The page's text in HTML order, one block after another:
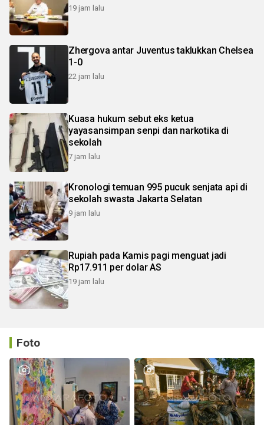
19 jam lalu
Zhergova antar Juventus taklukkan Chelsea
1-0
22 jam lalu
Kuasa hukum sebut eks ketua
yayasansimpan senpi dan narkotika di
sekolah
7 jam lalu
Kronologi temuan 995 pucuk senjata api di
sekolah swasta Jakarta Selatan
9 jam lalu
Rupiah pada Kamis pagi menguat jadi
Rp17.911 per dolar AS
19 jam lalu
Foto